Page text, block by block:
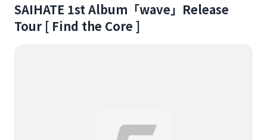
SAIHATE 1st Album「wave」Release
Tour [ Find the Core ]
おとなりアイニー
このライブの取り置きは終了しました